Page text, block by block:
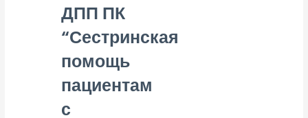
ДПП ПК
“Сестринская
помощь
пациентам
с